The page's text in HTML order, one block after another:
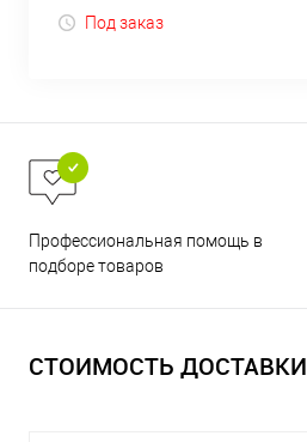
Под заказ
Профессиональная помощь в
подборе товаров
СТОИМОСТЬ ДОСТАВКИ